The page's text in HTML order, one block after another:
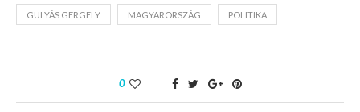
GULYÁS GERGELY MAGYARORSZÁG POLITIKA
0